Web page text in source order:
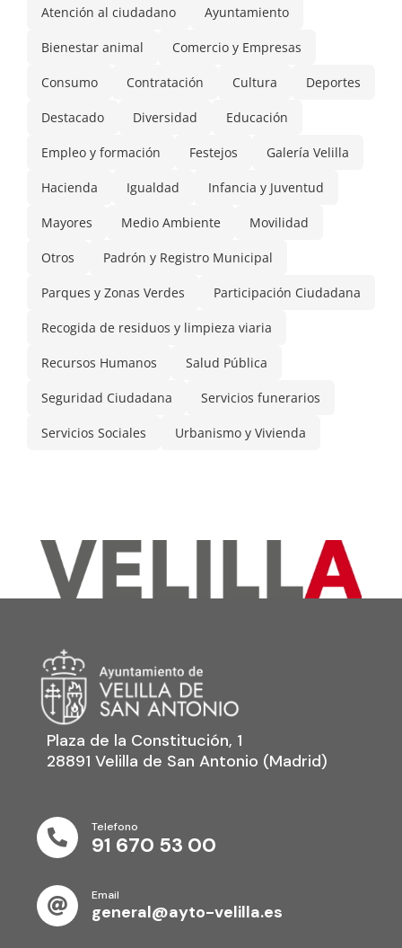
Atención al ciudadano Ayuntamiento
Bienestar animal Comercio y Empresas
Consumo Contratación Cultura Deportes
Destacado Diversidad Educación
Empleo y formación Festejos Galería Velilla
Hacienda Igualdad Infancia y Juventud
Mayores Medio Ambiente Movilidad
Otros Padrón y Registro Municipal
Parques y Zonas Verdes Participación Ciudadana
Recogida de residuos y limpieza viaria
Recursos Humanos Salud Pública
Seguridad Ciudadana Servicios funerarios
Servicios Sociales Urbanismo y Vivienda
Plaza de la Constitución, 1
28891 Velilla de San Antonio (Madrid)

Telefono
91 670 53 00

Email
general@ayto-velilla.es